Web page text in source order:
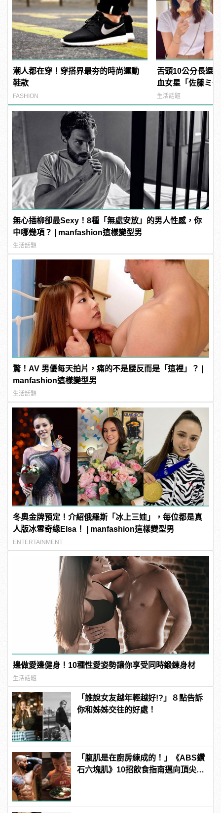
潮人都在穿！穿搭界最夯的時尚運動
鞋款
FASHION
舌頭10公分長還
血女星「佐藤ミ
有大膽的想法！ |
型男
生活話題
無心插柳卻最Sexy！8種「無處安放」的男人性感，你
中哪幾項？ | manfashion這樣變型男
生活話題
驚！AV 男優每天拍片，痛的不是腰反而是「這裡」？ |
manfashion這樣變型男
生活話題
冬奧金牌預定！介紹俄羅斯「冰上三娃」，每位都是真
人版冰雪奇緣Elsa！ | manfashion這樣變型男
ENTERTAINMENT
邊做愛邊健身！10種性愛姿勢讓你享受同時鍛鍊身材
生活話題
「誰說女友越年輕越好!?」８點告訴
你和姊姊交往的好處！
「腹肌是在廚房練成的！」《ABS鑽
石六塊肌》10招飲食指南邁向頂尖腹